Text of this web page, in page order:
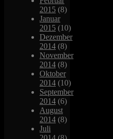
2015 (8)
Januar
2015 (10)
Dezember
2014 (8)
November
2014 (8)
Oktober
2014 (10)
September
2014 (6)
August
2014 (8)
Juli